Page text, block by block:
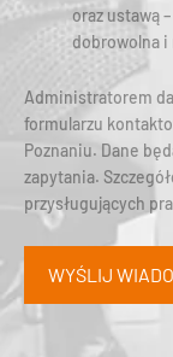
oraz ustawą
dobrowolna i
Administratorem
formularzu
Poznaniu. Dane
zapytania.
przysługujących
WYŚLIJ
Alternative: